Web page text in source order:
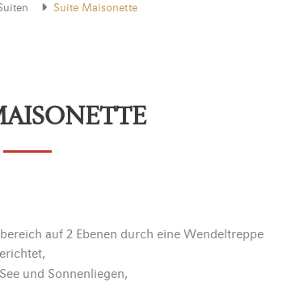
Suite Maisonette
auf 2 Ebenen durch eine Wendeltreppe
und Sonnenliegen,